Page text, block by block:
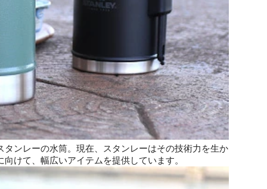
ンレーの水筒。現在、スタンレーはその技術力を生か
けて、幅広いアイテムを提供しています。